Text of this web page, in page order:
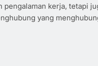
pengalaman kerja, tetapi
yang